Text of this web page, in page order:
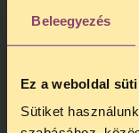
Beleegyezés
Ez a weboldal
Sütiket
érintett
később, mert
kártalanítási
listáját, és azt